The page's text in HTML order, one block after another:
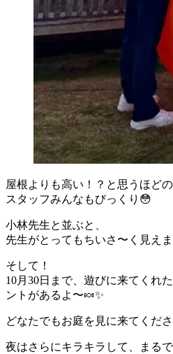
屋根よりも高い！？と思うほどの
スタッフみんなもびっくり😳
小林先生と並ぶと、
先生がとってもちいさ〜く見え
そして！
10月30日まで、遊びに来てくれ
ントがあるよ〜🍬✨
どなたでもお庭を見に来てくだ
夜はさらにキラキラして、まる